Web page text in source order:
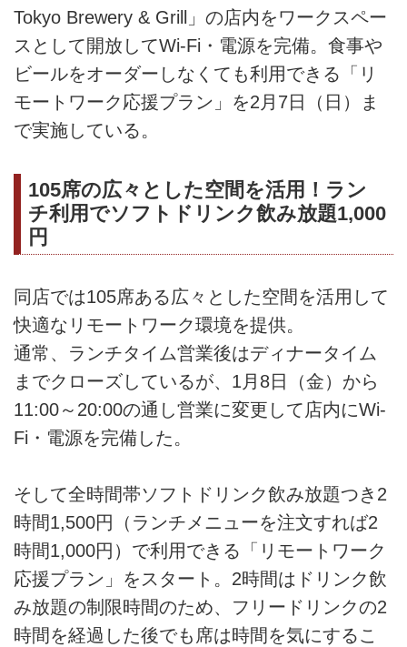
Tokyo Brewery & Grill」の店内をワークスペー
スとして開放してWi-Fi・電源を完備。食事や
ビールをオーダーしなくても利用できる「リ
モートワーク応援プラン」を2月7日（日）ま
で実施している。
105席の広々とした空間を活用！ラン
チ利用でソフトドリンク飲み放題1,000
円
同店では105席ある広々とした空間を活用して
快適なリモートワーク環境を提供。
通常、ランチタイム営業後はディナータイム
までクローズしているが、1月8日（金）から
11:00～20:00の通し営業に変更して店内にWi-
Fi・電源を完備した。
そして全時間帯ソフトドリンク飲み放題つき2
時間1,500円（ランチメニューを注文すれば2
時間1,000円）で利用できる「リモートワーク
応援プラン」をスタート。2時間はドリンク飲
み放題の制限時間のため、フリードリンクの2
時間を経過した後でも席は時間を気にするこ